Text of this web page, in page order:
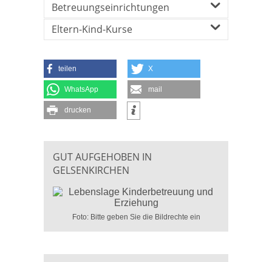
Betreuungseinrichtungen
Eltern-Kind-Kurse
teilen X
WhatsApp mail
drucken
GUT AUFGEHOBEN IN
GELSENKIRCHEN
Foto: Bitte geben Sie die Bildrechte ein